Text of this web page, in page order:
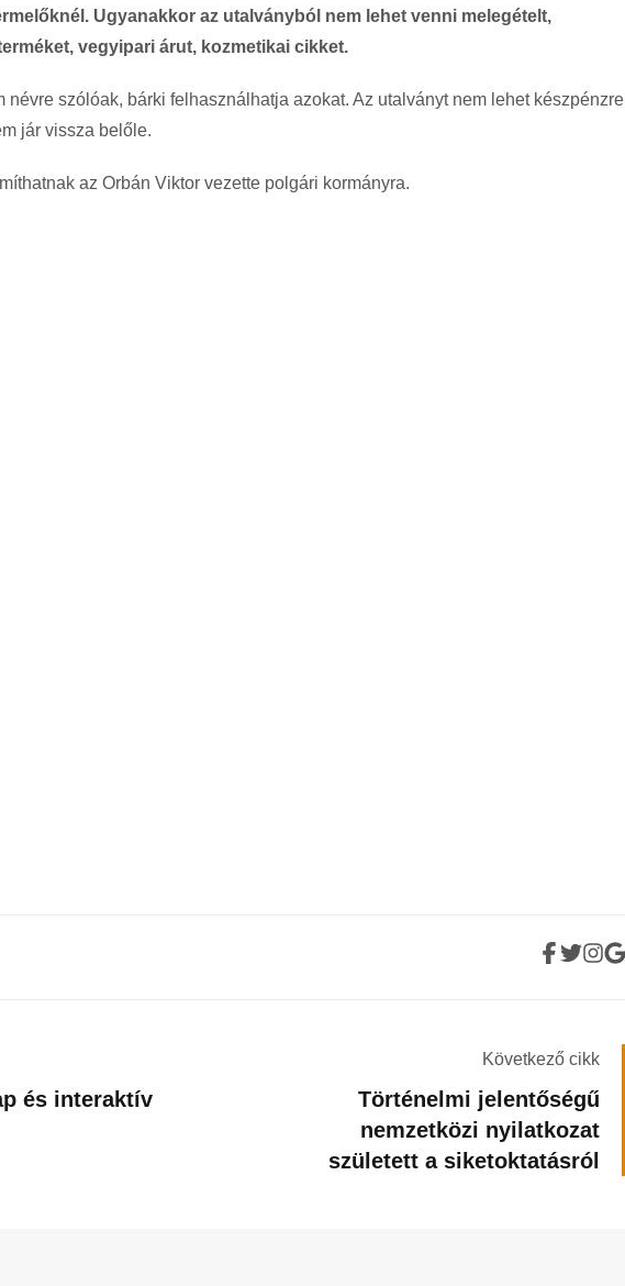
Ugyanakkor az utalványból nem lehet venni melegételt,
vegyipari árut, kozmetikai cikket.
névre szólóak, bárki felhasználhatja azokat. Az utalványt nem lehet készpénzre
jár vissza belőle.
az Orbán Viktor vezette polgári kormányra.
és interaktív
Következő cikk
Történelmi jelentőségű
nemzetközi nyilatkozat
született a siketoktatásról